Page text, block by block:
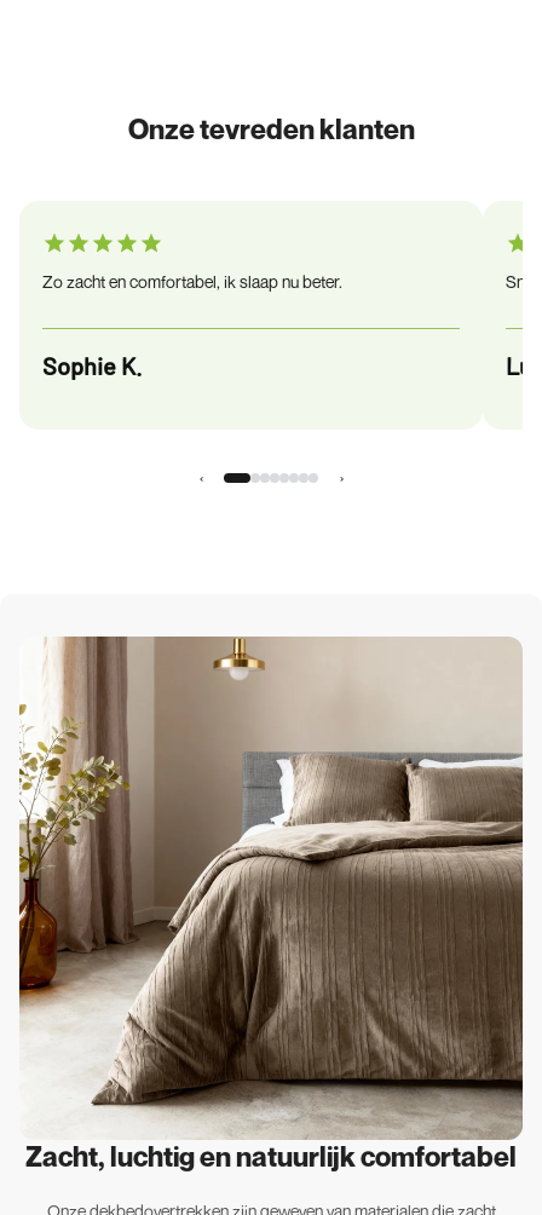
Onze tevreden klanten
Zo zacht en comfortabel, ik slaap nu beter.
Sophie K.
Snel
‹ ›
Zacht, luchtig en natuurlijk comfortabel
Onze dekbedovertrekken zijn geweven van materialen die zacht